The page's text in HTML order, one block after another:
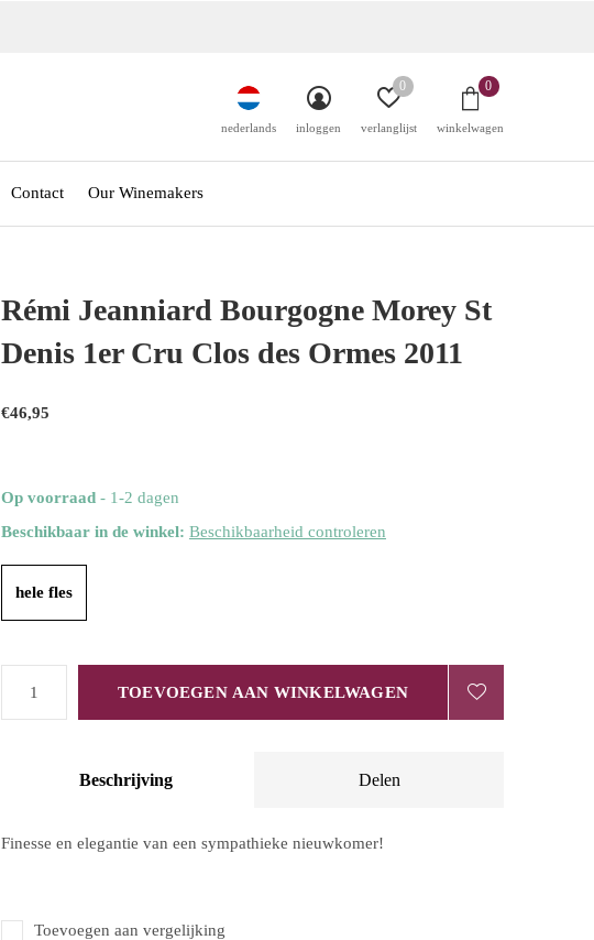
Contact Our Winemakers
nederlands inloggen verlanglijst
0
winkelwagen
0
Rémi Jeanniard Bourgogne Morey St
Denis 1er Cru Clos des Ormes 2011
€46,95
Op voorraad - 1-2 dagen
Beschikbaar in de winkel: Beschikbaarheid controleren
hele fles
TOEVOEGEN AAN WINKELWAGEN
Beschrijving Delen
Finesse en elegantie van een sympathieke nieuwkomer!
Toevoegen aan vergelijking